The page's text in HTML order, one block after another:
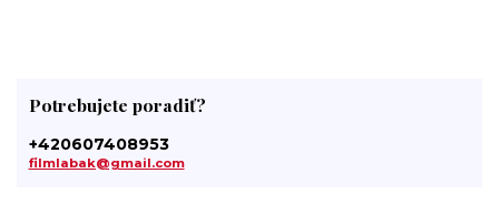
Potrebujete poradiť?
+420607408953
filmlabak@gmail.com